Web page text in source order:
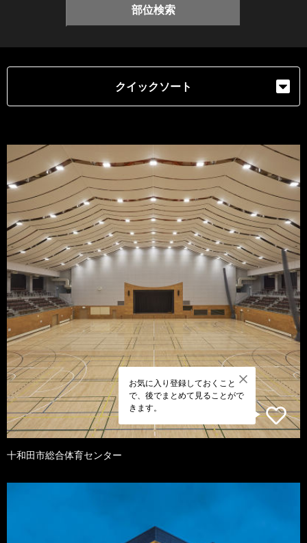
部位検索
クイックソート
お気に入り登録しておくこと
で、後でまとめて見ることがで
きます。
十和田市総合体育センター